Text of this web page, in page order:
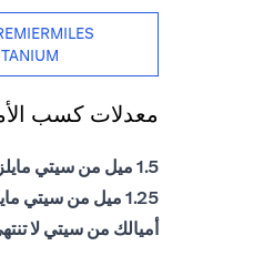
معدلات كسب
1.5 ميل من سيتي مايلز على المشتريات الدولية
1.25 ميل من سيتي مايلز على المشتريات المحلية
أميالك من سيتي لا